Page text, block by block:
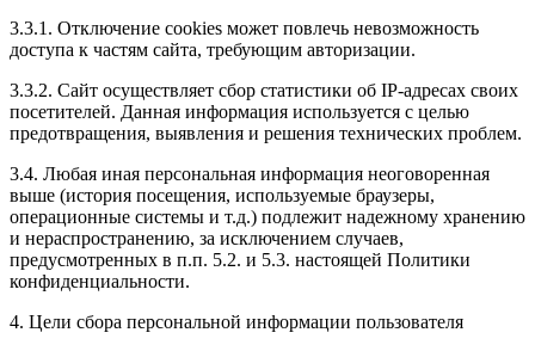
3.3.1. Отключение cookies может повлечь невозможность
доступа к частям сайта, требующим авторизации.
3.3.2. Сайт осуществляет сбор статистики об IP-адресах своих
посетителей. Данная информация используется с целью
предотвращения, выявления и решения технических проблем.
3.4. Любая иная персональная информация неоговоренная
выше (история посещения, используемые браузеры,
операционные системы и т.д.) подлежит надежному хранению
и нераспространению, за исключением случаев,
предусмотренных в п.п. 5.2. и 5.3. настоящей Политики
конфиденциальности.
4. Цели сбора персональной информации пользователя